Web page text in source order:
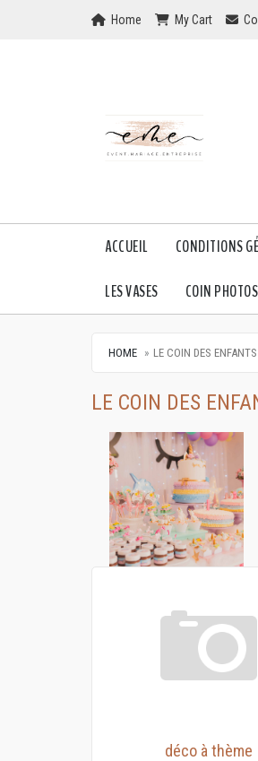
Home
Home My Cart
My Cart
ACCUEIL CONDITIONS
LES VASES COIN PHOTOS
HOME LE COIN DES ENFANTS
LE COIN DES
déco à thème